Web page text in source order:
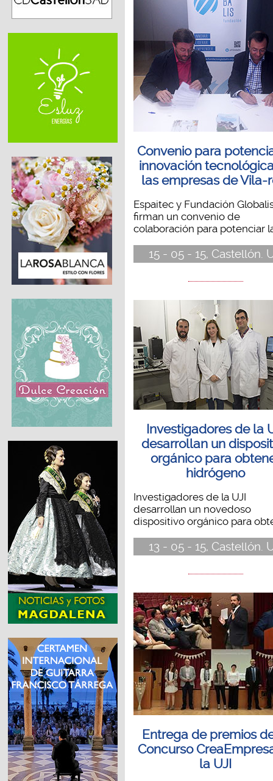
Convenio para
innovación
las empresas de Vila-
Espaitec y Fundación
firman un convenio de
colaboración para potenciar
15 - 05 - 15, Castellón.
Investigadores de la
desarrollan un
orgánico para
hidrógeno
Investigadores de la UJI
desarrollan un novedoso
dispositivo orgánico para
13 - 05 - 15, Castellón.
Entrega de premios
Concurso
la UJI